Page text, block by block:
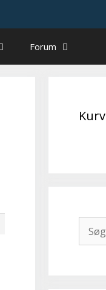
Forum
Kurv
efter: